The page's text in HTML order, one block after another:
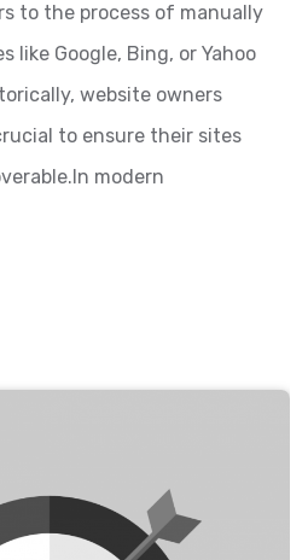
to the process of manually
like Google, Bing, or Yahoo
website owners
to ensure their sites
modern